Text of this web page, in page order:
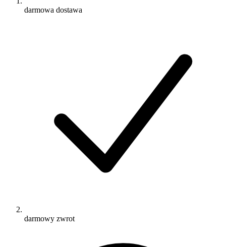
darmowa dostawa
darmowy zwrot